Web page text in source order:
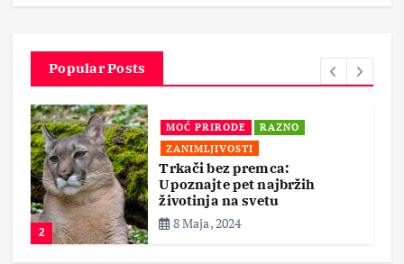
Popular Posts
2
MOĆ PRIRODE
RAZNO
ZANIMLJIVOSTI
Trkači bez premca:
Upoznajte pet najbržih
životinja na svetu
8 Maja, 2024